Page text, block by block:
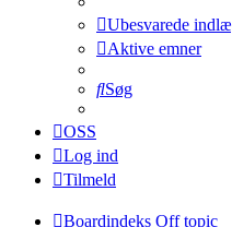
Ubesvarede
Aktive emner
Søg
OSS
Log ind
Tilmeld
Boardindeks Off topic